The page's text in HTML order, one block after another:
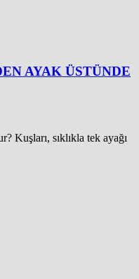
AYAK ÜSTÜNDE
Kuşları, sıklıkla tek ayağı